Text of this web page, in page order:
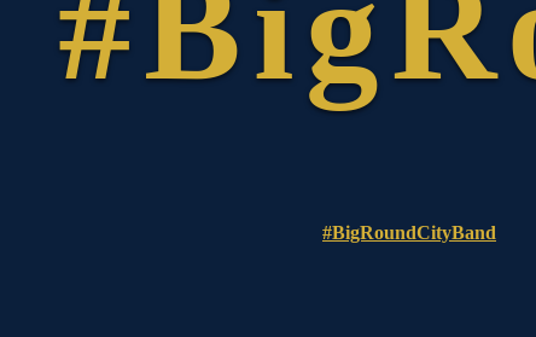
#BigRoundCityBand